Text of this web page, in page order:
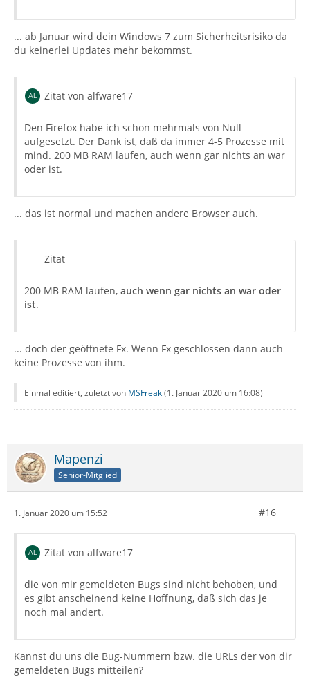
... ab Januar wird dein Windows 7 zum Sicherheitsrisiko da
du keinerlei Updates mehr bekommst.
Zitat von alfware17
Den Firefox habe ich schon mehrmals von Null
aufgesetzt. Der Dank ist, daß da immer 4-5 Prozesse mit
mind. 200 MB RAM laufen, auch wenn gar nichts an war
oder ist.
... das ist normal und machen andere Browser auch.
Zitat
200 MB RAM laufen, auch wenn gar nichts an war oder
ist.
... doch der geöffnete Fx. Wenn Fx geschlossen dann auch
keine Prozesse von ihm.
Einmal editiert, zuletzt von MSFreak(1. Januar 2020 um 16:08)
Mapenzi
Senior-Mitglied
1. Januar 2020 um 15:52 #16
Zitat von alfware17
die von mir gemeldeten Bugs sind nicht behoben, und
es gibt anscheinend keine Hoffnung, daß sich das je
noch mal ändert.
Kannst du uns die Bug-Nummern bzw. die URLs der von dir
gemeldeten Bugs mitteilen?